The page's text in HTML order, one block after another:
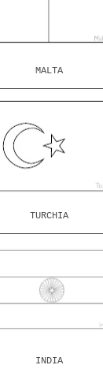
MALTA
TURCHIA
INDIA